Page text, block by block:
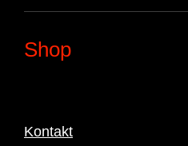
Shop
Kontakt